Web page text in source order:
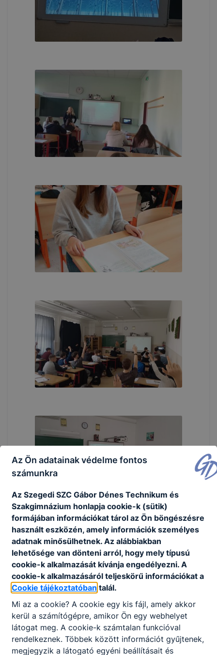
Az Ön adatainak védelme fontos
számunkra
Az Szegedi SZC Gábor Dénes Technikum és
Szakgimnázium honlapja cookie-k (sütik)
formájában információkat tárol az Ön böngészésre
használt eszközén, amely információk személyes
adatnak minősülhetnek. Az alábbiakban
lehetősége van dönteni arról, hogy mely típusú
cookie-k alkalmazását kívánja engedélyezni. A
cookie-k alkalmazásáról teljeskörű információkat a
Cookie tájékoztatóban talál.
Mi az a cookie? A cookie egy kis fájl, amely akkor
kerül a számítógépre, amikor Ön egy webhelyet
látogat meg. A cookie-k számtalan funkcióval
rendelkeznek. Többek között információt gyűjtenek,
megjegyzik a látogató egyéni beállításait és